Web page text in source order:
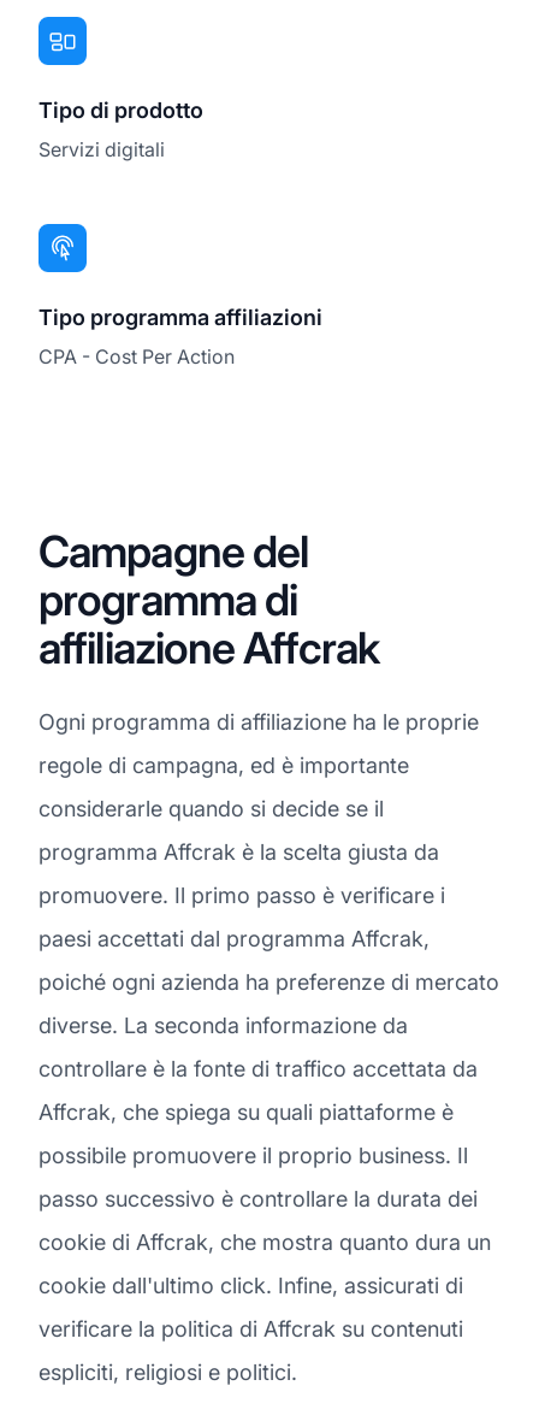
Tipo di prodotto
Servizi digitali
Tipo programma affiliazioni
CPA - Cost Per Action
Campagne del
programma di
affiliazione Affcrak
Ogni programma di affiliazione ha le proprie
regole di campagna, ed è importante
considerarle quando si decide se il
programma Affcrak è la scelta giusta da
promuovere. Il primo passo è verificare i
paesi accettati dal programma Affcrak,
poiché ogni azienda ha preferenze di mercato
diverse. La seconda informazione da
controllare è la fonte di traffico accettata da
Affcrak, che spiega su quali piattaforme è
possibile promuovere il proprio business. Il
passo successivo è controllare la durata dei
cookie di Affcrak, che mostra quanto dura un
cookie dall'ultimo click. Infine, assicurati di
verificare la politica di Affcrak su contenuti
espliciti, religiosi e politici.